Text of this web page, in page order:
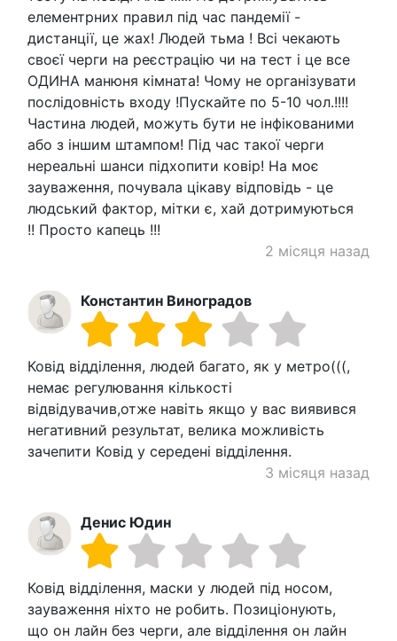
елементрних правил під час пандемії -
дистанції, це жах! Людей тьма ! Всі чекають
своєї черги на реєстрацію чи на тест і це все
ОДИНА манюня кімната! Чому не організувати
послідовність входу !Пускайте по 5-10 чол.!!!!
Частина людей, можуть бути не інфікованими
або з іншим штампом! Під час такої черги
нереальні шанси підхопити ковір! На моє
зауваження, почувала цікаву відповідь - це
людський фактор, мітки є, хай дотримуються
!! Просто капець !!!
2 місяця назад
Константин Виноградов
Ковід відділення, людей багато, як у метро(((,
немає регулювання кількості
відвідувачив,отже навіть якщо у вас виявився
негативний результат, велика можливість
зачепити Ковід у середені відділення.
3 місяця назад
Денис Юдин
Ковід відділення, маски у людей під носом,
зауваження ніхто не робить. Позиціонують,
що он лайн без черги, але відділення он лайн